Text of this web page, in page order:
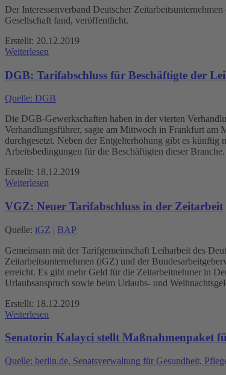
Der Interessenverband Deutscher
Gesellschaft fand, veröffentlicht.
Erstellt: 20.12.2019
Weiterlesen
DGB: Tarifabschluss für Beschäftigte der
Quelle: DGB
Die DGB-Gewerkschaften haben in der vierten
Verhandlungsführer, sagte am Mittwoch in Frankfurt am
durchgesetzt. Neben der Entgelterhöhung gibt es
Arbeitsbedingungen für die Beschäftigten dieser
Erstellt: 18.12.2019
Weiterlesen
VGZ: Neuer Tarifabschluss in der Zeitarbeit
Quelle: iGZ | BAP
Gemeinsam mit der Tarifgemeinschaft Leiharbeit des
Zeitarbeitsunternehmen (iGZ) und der
erreicht. Es gibt mehr Geld für die Zeitarbeitnehmer in
Urlaubsanspruch sowie beim Urlaubs- und
Erstellt: 18.12.2019
Weiterlesen
Senatorin Kalayci stellt Maßnahmenpaket
Quelle: berlin.de, Senatsverwaltung für Gesundheit,